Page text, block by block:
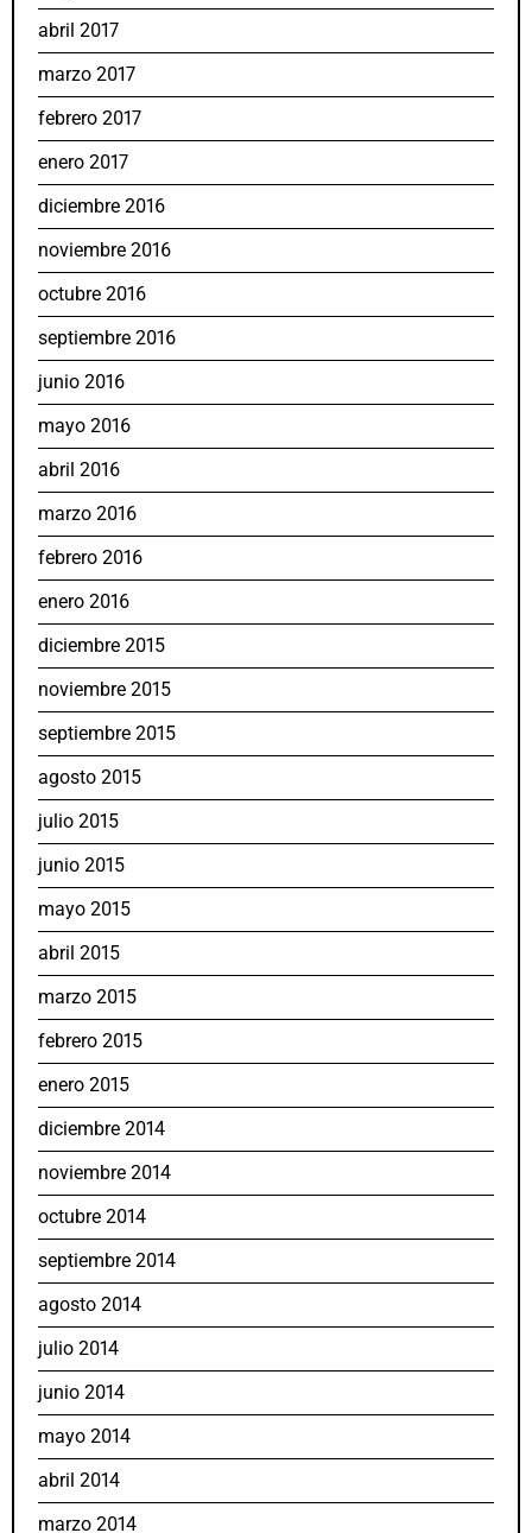
abril 2017
marzo 2017
febrero 2017
enero 2017
diciembre 2016
noviembre 2016
octubre 2016
septiembre 2016
junio 2016
mayo 2016
abril 2016
marzo 2016
febrero 2016
enero 2016
diciembre 2015
noviembre 2015
septiembre 2015
agosto 2015
julio 2015
junio 2015
mayo 2015
abril 2015
marzo 2015
febrero 2015
enero 2015
diciembre 2014
noviembre 2014
octubre 2014
septiembre 2014
agosto 2014
julio 2014
junio 2014
mayo 2014
abril 2014
marzo 2014